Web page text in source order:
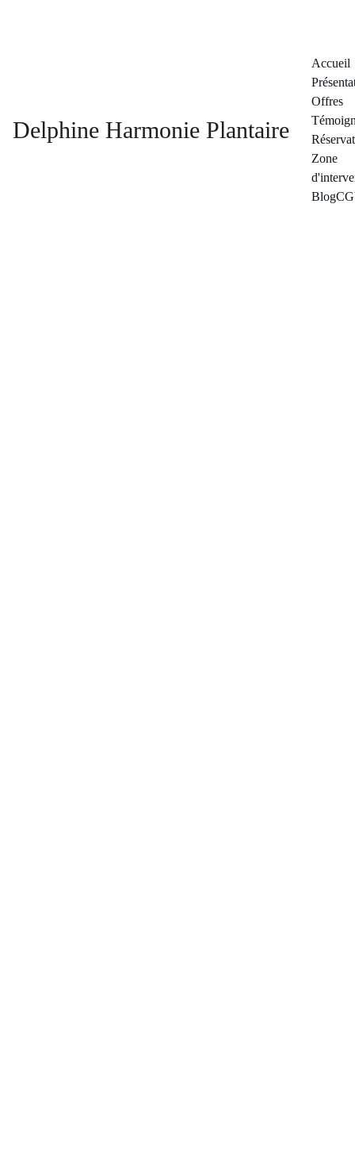
Delphine Harmonie Plantaire
Accueil
Offres
Zone
Blog